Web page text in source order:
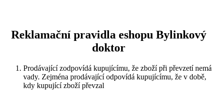
Reklamační pravidla eshopu Bylinkový
doktor
Prodávající zodpovídá kupujícímu, že zboží při převzetí nemá
vady. Zejména prodávající odpovídá kupujícímu, že v době,
kdy kupující zboží převzal